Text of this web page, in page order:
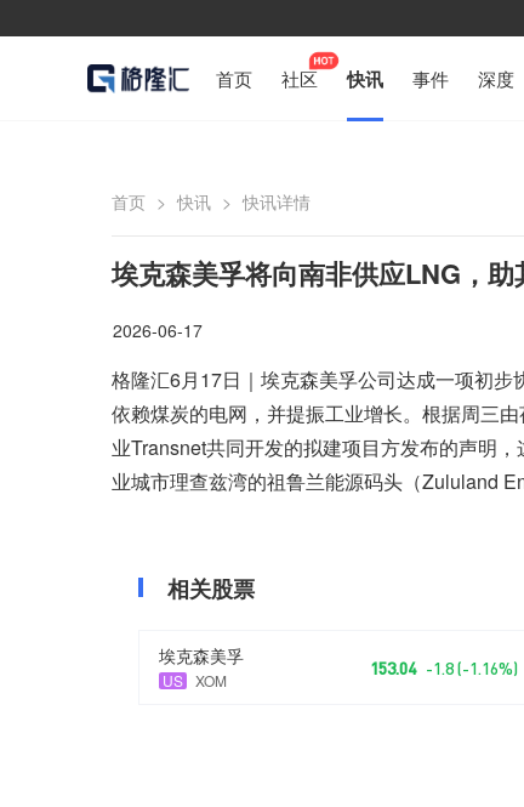
首页 社区 快讯 事件 深度
首页 > 快讯 > 快讯详情
埃克森美孚将向南非供应LNG，
2026-06-17
格隆汇6月17日｜埃克森美孚公司达成一项初
依赖煤炭的电网，并提振工业增长。根据周三
业Transnet共同开发的拟建项目方发布的声明
业城市理查兹湾的祖鲁兰能源码头（Zululand
相关股票
埃克森美孚
US XOM
153.04 -1.8 (-1.16%)